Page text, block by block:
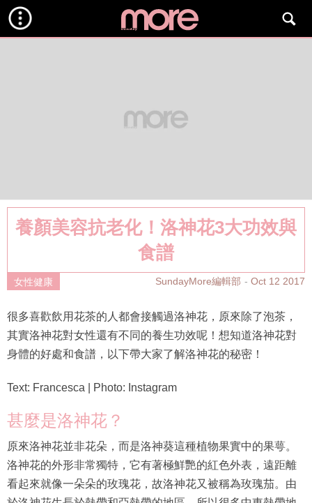
養顏美容抗老化！洛神花3大功效與
食譜
女性健康 SundayMore編輯部 Oct 12 2017
很多喜歡飲用花茶的人都會接觸過洛神花，原來除了泡茶，
其實洛神花對女性還有不同的養生功效呢！想知道洛神花對
身體的好處和食譜，以下帶大家了解洛神花的秘密！
甚麼是洛神花？
洛神花的外形非常獨特，它有著極鮮艷的紅色外表，遠距離
看起來就像一朵朵的玫瑰花，故洛神花又被稱為玫瑰茄。由
於洛神花生長於熱帶和亞熱帶的地區，所以很多中東熱帶地